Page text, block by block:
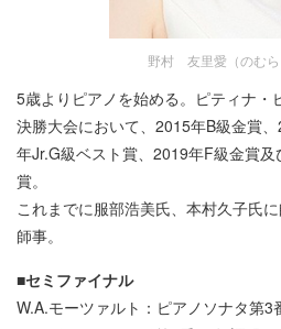
野村 友里愛（のむら
5歳よりピアノを始める。ピティナ・
決勝大会において、2015年B級金賞
年Jr.G級ベスト賞、2019年F級金賞
賞。
これまでに服部浩美氏、本村久子氏
師事。
■セミファイナル
W.A.モーツァルト：ピアノソナタ第3